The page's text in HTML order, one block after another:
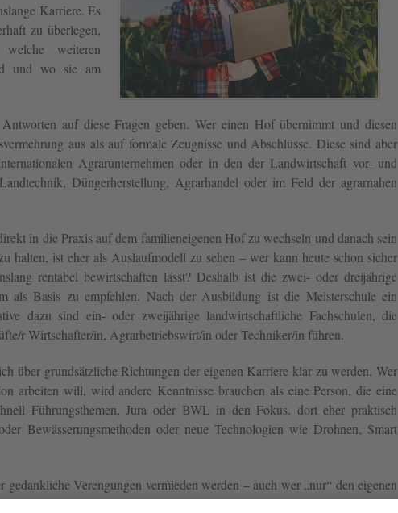
Karriere. Es
zu überlegen,
weiteren
und wo sie am
auf diese Fragen geben. Wer einen Hof übernimmt und diesen
aus als auf formale Zeugnisse und Abschlüsse. Diese sind aber
Agrarunternehmen oder in den der Landwirtschaft vor- und
Düngerherstellung, Agrarhandel oder im Feld der agrarnahen
in die Praxis auf dem familieneigenen Hof zu wechseln und danach sein
halten, ist eher als Auslaufmodell zu sehen – wer kann heute schon sicher
rentabel bewirtschaften lässt? Deshalb ist die zwei- oder dreijährige
als Basis zu empfehlen. Nach der Ausbildung ist die Meisterschule ein
dazu sind ein- oder zweijährige landwirtschaftliche Fachschulen, die
r Wirtschafter/in, Agrarbetriebswirt/in oder Techniker/in führen.
über grundsätzliche Richtungen der eigenen Karriere klar zu werden. Wer
arbeiten will, wird andere Kenntnisse brauchen als eine Person, die eine
Führungsthemen, Jura oder BWL in den Fokus, dort eher praktisch
Bewässerungsmethoden oder neue Technologien wie Drohnen, Smart
Verengungen vermieden werden – auch wer „nur“ den eigenen
Managers, der mit den eigenen Angestellten ebenso kommunizieren muss